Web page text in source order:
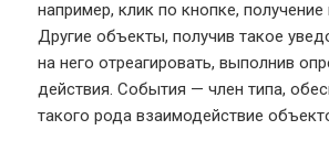
например, клик по кнопке, получение
Другие объекты, получив такое
на него отреагировать, выполнив
действия. События — член типа,
такого рода взаимодействие